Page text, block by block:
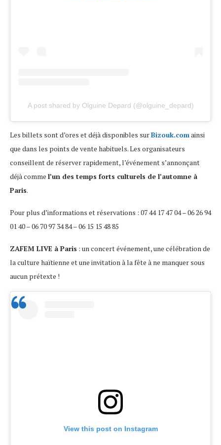
A post shared by Olguine Depard (@olguine_depard)
Les billets sont d’ores et déjà disponibles surBizouk.comainsi
que dans les points de vente habituels. Les organisateurs
conseillent de réserver rapidement, l’événement s’annonçant
déjà comme l’un des temps forts culturels de l’automne à
Paris.
Pour plus d’informations et réservations : 07 44 17 47 04 – 06 26 94
01 40 – 06 70 97 34 84 – 06 15 15 48 85
ZAFEM LIVE à Paris : un concert événement, une célébration de
la culture haïtienne et une invitation à la fête à ne manquer sous
aucun prétexte !
View this post on Instagram